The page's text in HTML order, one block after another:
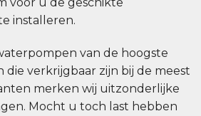
installeren.
van de hoogste
verkrijgbaar zijn bij de meest
merken wij uitzonderlijke
Mocht u toch last hebben